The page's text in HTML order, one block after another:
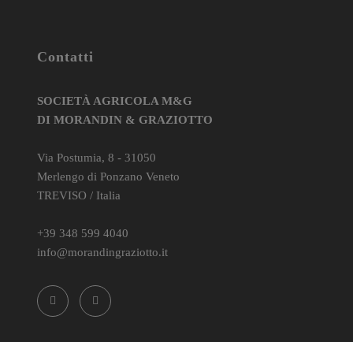
Contatti
SOCIETÀ AGRICOLA M&G
DI MORANDIN & GRAZIOTTO
Via Postumia, 8 - 31050
Merlengo di Ponzano Veneto
TREVISO / Italia
+39 348 599 4040
info@morandingraziotto.it